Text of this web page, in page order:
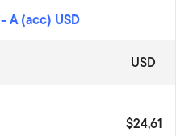
- A (acc) USD
USD
$24,61